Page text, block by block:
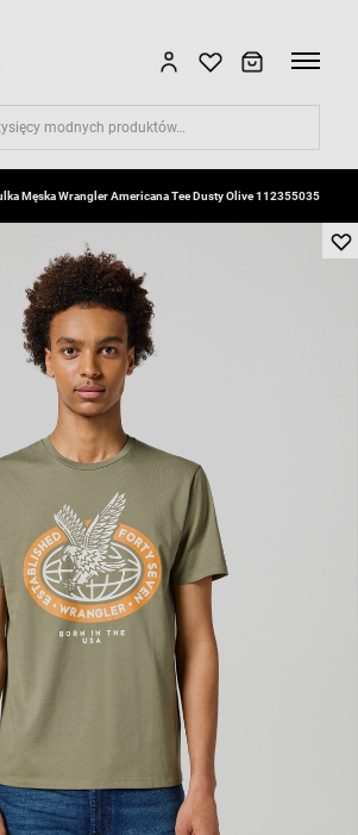
Męska Wrangler Americana Tee Dusty Olive 112355035